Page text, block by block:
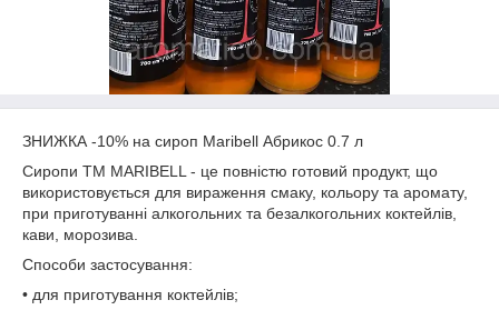
ЗНИЖКА -10% на сироп Maribell Абрикос 0.7 л
Сиропи TM MARIBELL - це повністю готовий продукт, що
використовується для вираження смаку, кольору та аромату,
при приготуванні алкогольних та безалкогольних коктейлів,
кави, морозива.
Способи застосування:
• для приготування коктейлів;